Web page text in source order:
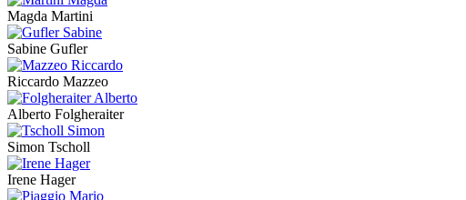
Magda Martini
Sabine Gufler
Riccardo Mazzeo
Alberto Folgheraiter
Simon Tscholl
Irene Hager